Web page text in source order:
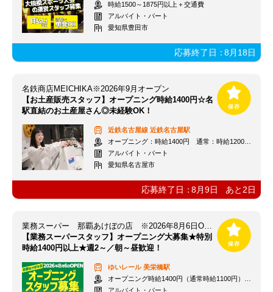
時給1500～1875円以上＋交通費
アルバイト・パート
愛知県豊田市
応募終了日：8月18日
名鉄商店MEICHIKA※2026年9月オープン
【お土産販売スタッフ】オープニング時給1400円☆名
駅直結のお土産屋さん◎未経験OK！
近鉄名古屋線 近鉄名古屋駅
オープニング：時給1400円 通常：時給1200円～＋交通費全額支給
アルバイト・パート
愛知県名古屋市
応募終了日：8月9日 あと 2日
業務スーパー 那覇あけぼの店 ※2026年8月6日OPEN
【業務スーパースタッフ】オープニング大募集★特別
時給1400円以上★週2～／朝～昼歓迎！
ゆいレール美栄橋駅
オープニング時給1400円（通常時給1100円）※各種手当あり
アルバイト・パート